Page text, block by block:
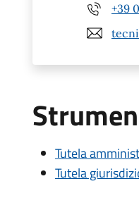
+39
Tutela
Tutela